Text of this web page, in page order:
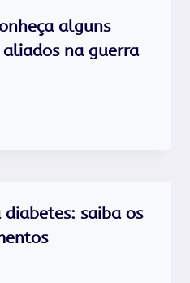
alguns
na guerra
saiba os